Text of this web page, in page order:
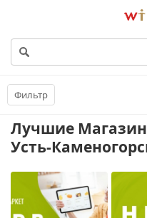
Фильтр
Лучшие
Усть-